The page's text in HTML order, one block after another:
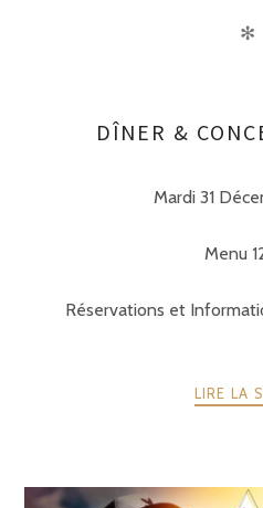
✻
DÎNER &
Mardi 31
Menu
Réservations et
LIRE LA